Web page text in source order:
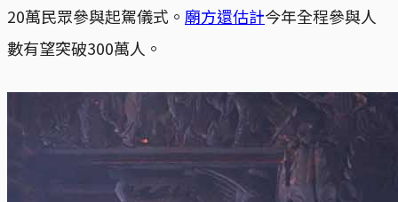
20萬民眾參與起駕儀式。 廟方還估計今年全程參與人
數有望突破300萬人。